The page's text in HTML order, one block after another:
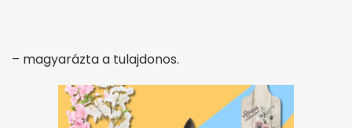
– magyarázta a tulajdonos.